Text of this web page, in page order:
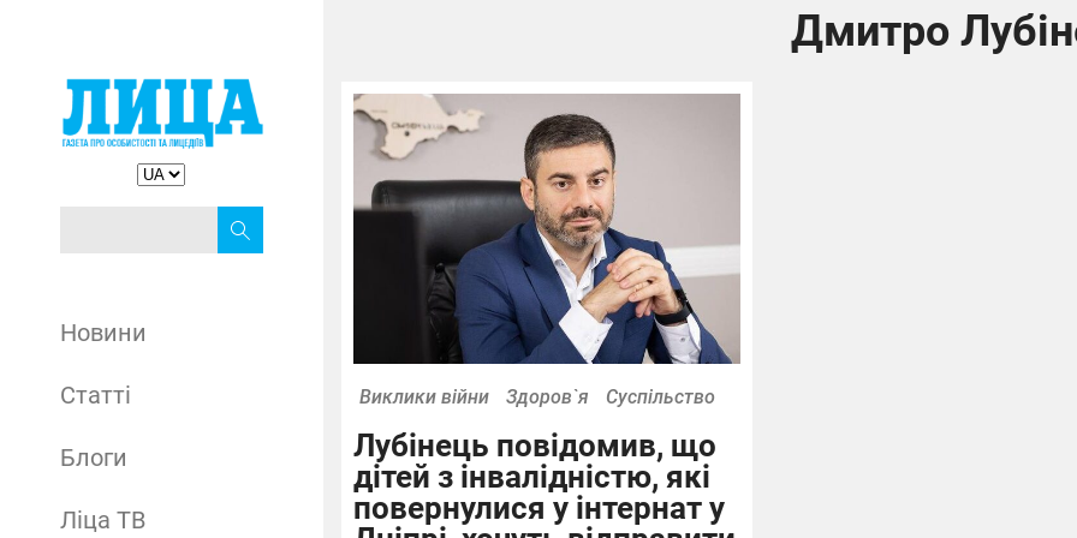
Новини
Статті
Блоги
Ліца ТВ
Дмитро
Виклики війни Здоров`я Суспільство
Лубінець повідомив, що
дітей з інвалідністю, які
повернулися у інтернат у